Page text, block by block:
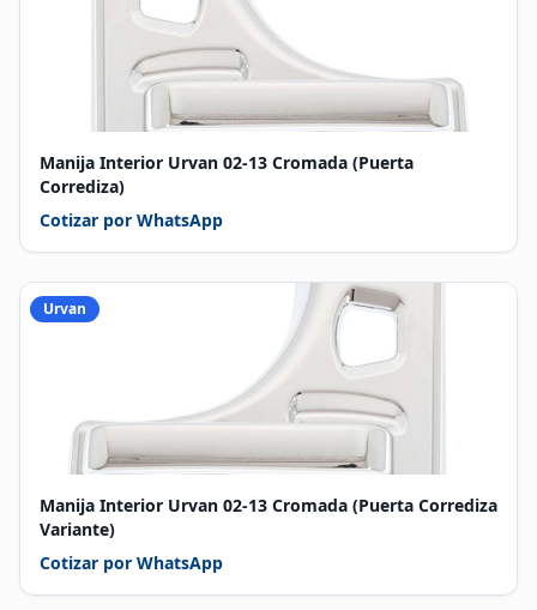
Manija Interior Urvan 02-13 Cromada (Puerta
Corrediza)
Cotizar por WhatsApp
Urvan
Manija Interior Urvan 02-13 Cromada (Puerta Corrediza
Variante)
Cotizar por WhatsApp